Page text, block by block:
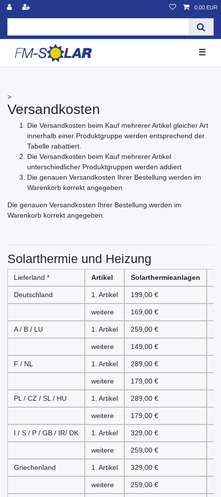
0,00 EUR
☰
>
Versandkosten
Die Versandkosten beim Kauf mehrerer Artikel gleicher Art
innerhalb einer Produktgruppe werden entsprechend der
Tabelle rabattiert.
Die Versandkosten beim Kauf mehrerer Artikel
unterschiedlicher Produktgruppen werden addiert
Die genauen Versandkosten Ihrer Bestellung werden im
Warenkorb korrekt angegeben
Die genauen Versandkosten Ihrer Bestellung werden im
Warenkorb korrekt angegeben.
Solarthermie und Heizung
Lieferland *
Deutschland
A / B / LU
F / NL
PL / CZ / SL / HU
I / S / P / GB / IR/ DK
Griechenland
Artikel
1. Artikel
weitere
1. Artikel
weitere
1. Artikel
weitere
1. Artikel
weitere
1. Artikel
weitere
1. Artikel
weitere
Solarthermieanlagen
199,00 €
169,00 €
259,00 €
149,00 €
289,00 €
179,00 €
289,00 €
179,00 €
329,00 €
259,00 €
329,00 €
259,00 €